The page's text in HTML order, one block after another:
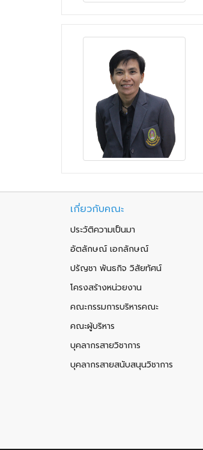
เกี่ยวกับคณะ
ประวัติความเป็นมา
อัตลักษณ์ เอกลักษณ์
ปรัญชา พันธกิจ วิสัยทัศน์
โครงสร้างหน่วยงาน
คณะกรรมการบริหารคณะ
คณะผู้บริหาร
บุคลากรสายวิชาการ
บุคลากรสายสนับสนุนวิชาการ